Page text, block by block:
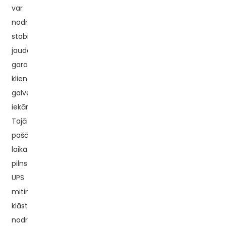
var
nodrošināt
stabilu
jaudas
garantiju
klientu
galvenajām
iekārtām.
Tajā
pašā
laikā
pilns
UPS
mitinātāju
klāsts
nodrošina